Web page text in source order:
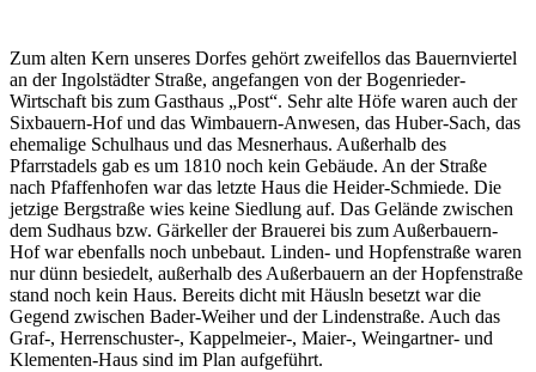
Zum alten Kern unseres Dorfes gehört zweifellos das Bauernviertel
an der Ingolstädter Straße, angefangen von der Bogenrieder-
Wirtschaft bis zum Gasthaus „Post“. Sehr alte Höfe waren auch der
Sixbauern-Hof und das Wimbauern-Anwesen, das Huber-Sach, das
ehemalige Schulhaus und das Mesnerhaus. Außerhalb des
Pfarrstadels gab es um 1810 noch kein Gebäude. An der Straße
nach Pfaffenhofen war das letzte Haus die Heider-Schmiede. Die
jetzige Bergstraße wies keine Siedlung auf. Das Gelände zwischen
dem Sudhaus bzw. Gärkeller der Brauerei bis zum Außerbauern-
Hof war ebenfalls noch unbebaut. Linden- und Hopfenstraße waren
nur dünn besiedelt, außerhalb des Außerbauern an der Hopfenstraße
stand noch kein Haus. Bereits dicht mit Häusln besetzt war die
Gegend zwischen Bader-Weiher und der Lindenstraße. Auch das
Graf-, Herrenschuster-, Kappelmeier-, Maier-, Weingartner- und
Klementen-Haus sind im Plan aufgeführt.